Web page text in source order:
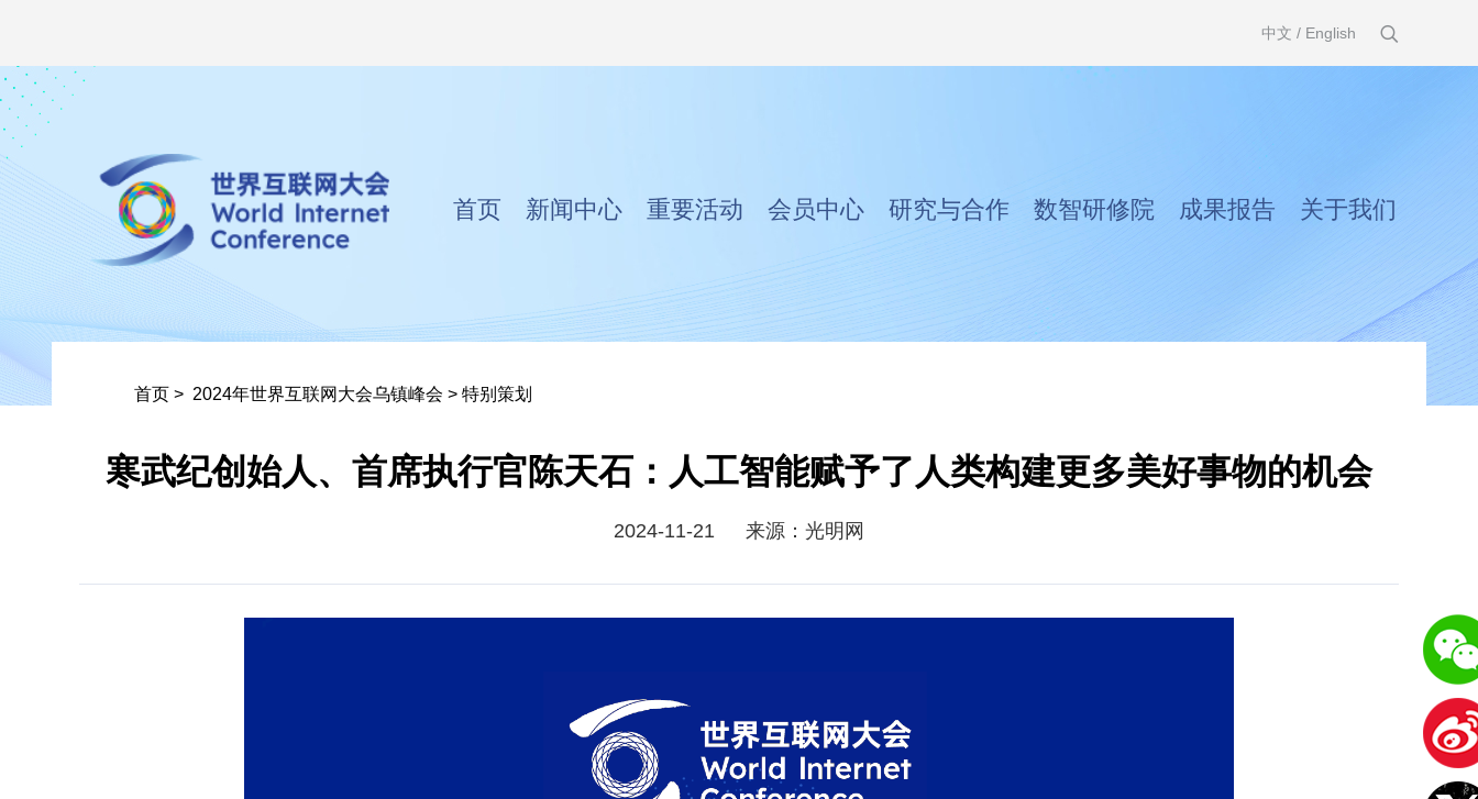
中文 / English
首页 新闻中心 重要活动 会员中心 研究与合作 数智研修院 成果报告 关于我们
首页 > 2024年世界互联网大会乌镇峰会 > 特别策划
寒武纪创始人、首席执行官陈天石：人工智能赋予了人类构建更多美好事物的机会
2024-11-21 来源：光明网